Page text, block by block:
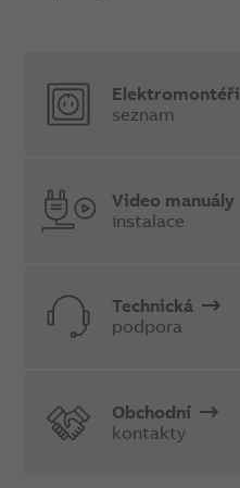
Elektromontéři
seznam
Video manuály
instalace
Technická
podpora
Obchodní
kontakty